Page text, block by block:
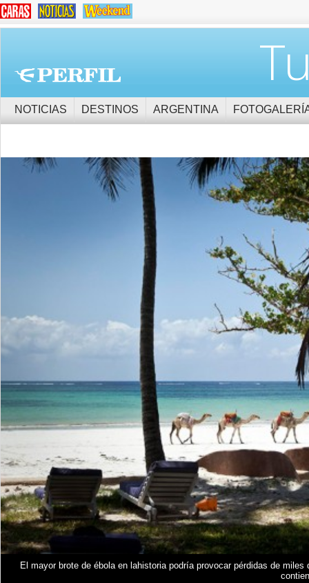
NOTICIAS DESTINOS ARGENTINA
El mayor brote de ébola en lahistoria podría provocar pérdidas de